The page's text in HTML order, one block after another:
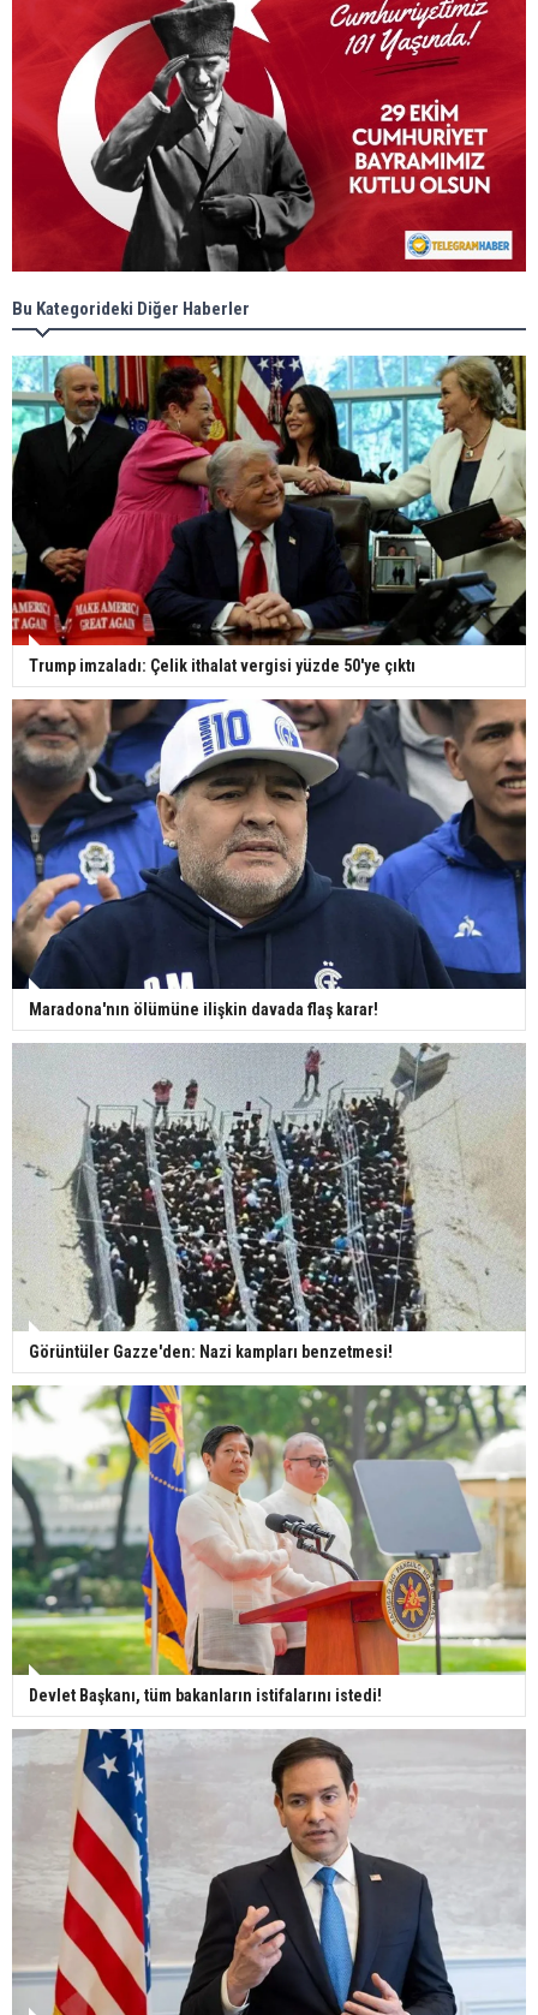
Bu Kategorideki Diğer Haberler
Trump imzaladı: Çelik ithalat vergisi yüzde 50'ye çıktı
Maradona'nın ölümüne ilişkin davada flaş karar!
Görüntüler Gazze'den: Nazi kampları benzetmesi!
Devlet Başkanı, tüm bakanların istifalarını istedi!